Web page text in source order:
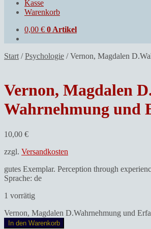
Kasse
Warenkorb
0,00 € 0 Artikel
Start /Psychologie /Vernon, Magdalen
Vernon, Magdalen
Wahrnehmung und
10,00 €
zzgl. Versandkosten
gutes Exemplar. Perception through
Sprache: de
1 vorrätig
Vernon, Magdalen D.Wahrnehmung und
In den Warenkorb